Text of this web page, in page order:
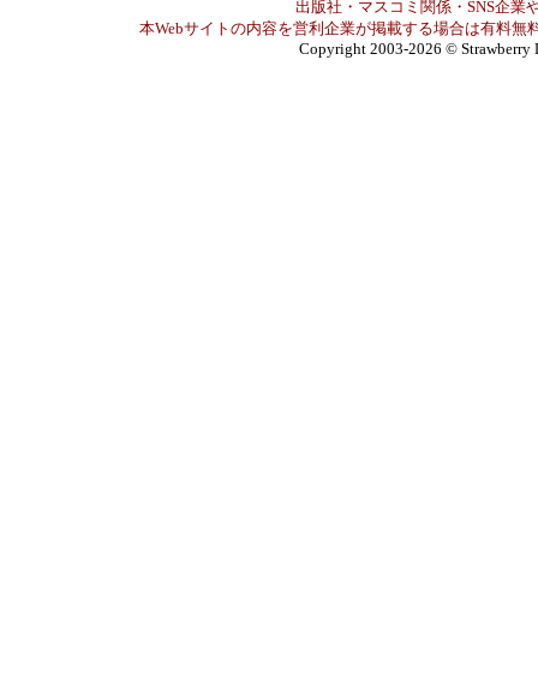
出版社・マスコミ関係・SNS企業
本Webサイトの内容を営利企業が掲載する場合は有料無
Copyright 2003-2026 © Strawberry